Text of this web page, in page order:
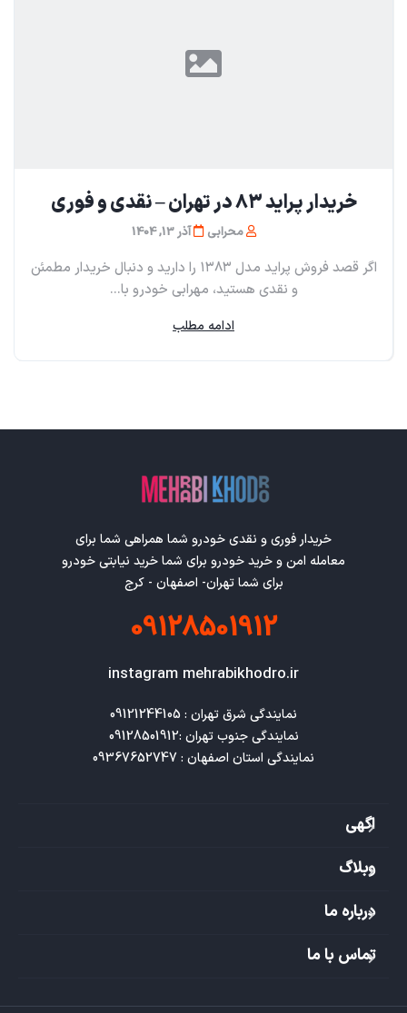
خریدار پراید ۸۳ در تهران – نقدی و فوری
محرابی آذر 13, 1404
اگر قصد فروش پراید مدل ۱۳۸۳ را دارید و دنبال خریدار مطمئن
و نقدی هستید، مهرابی خودرو با...
ادامه مطلب
خریدار فوری و نقدی خودرو شما همراهی شما برای
معامله امن و خرید خودرو برای شما خرید نیابتی خودرو
برای شما تهران- اصفهان - کرج
09128501912
instagram mehrabikhodro.ir
نمایندگی استان اصفهان : 09367652747
اگهی
وبلاگ
درباره ما
تماس با ما